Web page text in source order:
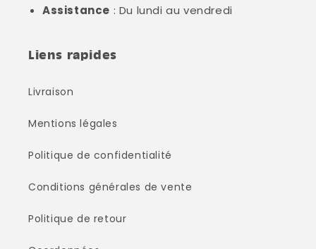
Assistance : Du lundi au vendredi
Liens rapides
Livraison
Mentions légales
Politique de confidentialité
Conditions générales de vente
Politique de retour